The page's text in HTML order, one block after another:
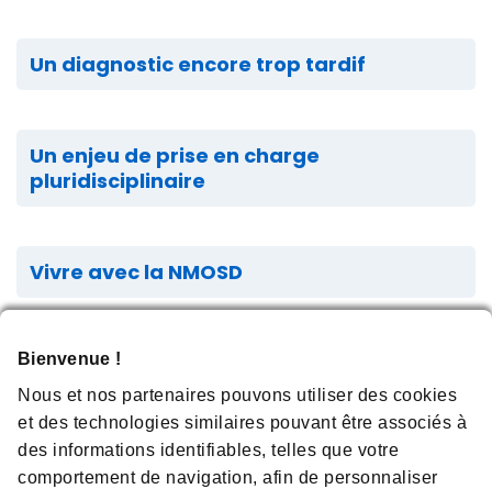
Bienvenue !
Nous et nos partenaires pouvons utiliser des cookies
et des technologies similaires pouvant être associés à
des informations identifiables, telles que votre
comportement de navigation, afin de personnaliser
Un diagnostic encore trop tardif
Un enjeu de prise en charge
pluridisciplinaire
Vivre avec la NMOSD
Informer, soutenir, engager
Le siteNMOSD in Focus, site dédié à la NMOSD, vise à informer et
sensibiliser le grand public et les professionnels de santé sur la
NMOSD, ses symptômes et ses spécificités. Il offre également des
ressources téléchargeables, des outils d'autogestion et des